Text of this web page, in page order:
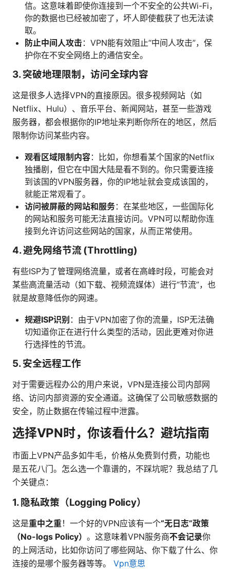
信。这意味着即使你连接到一个不安全的公共Wi-Fi，
你的数据也已经被加密了，坏人即使截获了也无法读
取。
防止中间人攻击：VPN能有效阻止“中间人攻击”，保
护你在不安全网络上的通信安全。
3.突破地理限制，访问全球内容
这是很多人选择VPN的直接原因。很多视频网站（如
Netflix、Hulu）、音乐平台、新闻网站，甚至一些游戏
服务器，都会根据你的IP地址来判断你所在的地区，然后
限制你访问某些内容。
观看区域限制内容：比如，你想看某个国家的Netflix
独播剧，但它在中国大陆是看不到的。你只需要连接
到该国的VPN服务器，你的IP地址就会变成该国的，
就能正常观看了。
访问被屏蔽的网站和服务：在某些地区，一些国际化
的网站和服务可能无法直接访问。VPN可以帮助你连
接到允许访问这些网站的国家，从而正常使用。
4.避免网络节流 (Throttling)
有些ISP为了管理网络流量，或者在高峰时段，可能会对
某些高流量活动（如下载、视频流媒体）进行“节流”，也
就是故意降低你的网速。
规避ISP识别 ：由于VPN加密了你的流量，ISP无法确
切知道你正在进行什么类型的活动，因此更难对你进
行选择性的节流。
5.安全远程工作
对于需要远程办公的用户来说，VPN是连接公司内部网
络、访问内部资源的安全通道。这确保了公司敏感数据的
安全，防止数据在传输过程中泄露。
选择VPN时，你该看什么？避坑指南
市面上VPN产品多如牛毛，价格从免费到付费，功能也
是五花八门。怎么选一个靠谱的，不踩坑呢？我总结了几
个关键点：
1. 隐私政策（Logging Policy）
这是重中之重！一个好的VPN应该有一个“无日志”政策
（No-logs Policy） 。这意味着VPN服务商不会记录你
的上网活动，比如你访问了哪些网站、你下载了什么、你
连接的是哪个服务器等等。 Vpn意思